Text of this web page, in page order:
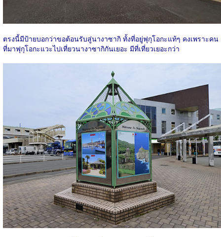
ตรงนี้มีป้ายบอกว่าขอต้อนรับสู่นางาซากิ ทั้งที่อยู่ฟุกุโอกะแท้ๆ คงเพราะคน
ที่มาฟุกุโอกะแวะไปเที่ยวนางาซากิกันเยอะ มีที่เที่ยวเยอะกว่า